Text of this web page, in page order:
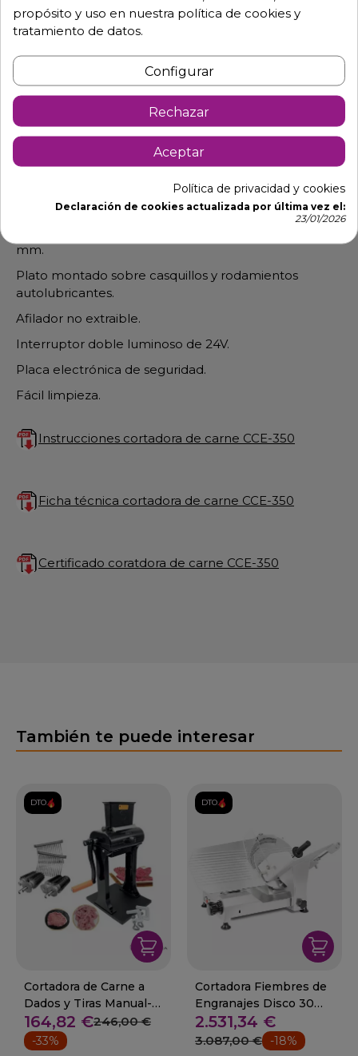
Descripción Detalles de producto
Máquina cortadora de fiambre profesional fabricada
en aleación especial de aluminio anodizado, higiénico
y anticorrosivo.
Equipado con anillo protector de cuchilla, bloqueo
de carro y extractor de cuchilla.
Motor ventilado de gran potencia.
mm.
Plato montado sobre casquillos y rodamientos
autolubricantes.
Afilador no extraible.
Interruptor doble luminoso de 24V.
Placa electrónica de seguridad.
Fácil limpieza.
Instrucciones cortadora de carne CCE-350
Ficha técnica cortadora de carne CCE-350
Certificado coratdora de carne CCE-350
También te puede interesar
DTO.
Cortadora de Carne a
Dados y Tiras Manual-
07-SL-105
164,82 €246,00 €
-33%
DTO.
Cortadora Fiembres de
Engranajes Disco 30
cm 250 W- 80-GGS-300
2.531,34 €
3.087,00 € -18%
propósito y uso en nuestra política de cookies y
tratamiento de datos.
Configurar
Rechazar
Aceptar
Política de privacidad y cookies
Declaración de cookies actualizada por última vez el:
23/01/2026